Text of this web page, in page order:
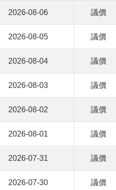
2026-08-06 議價
2026-08-05 議價
2026-08-04 議價
2026-08-03 議價
2026-08-02 議價
2026-08-01 議價
2026-07-31 議價
2026-07-30 議價